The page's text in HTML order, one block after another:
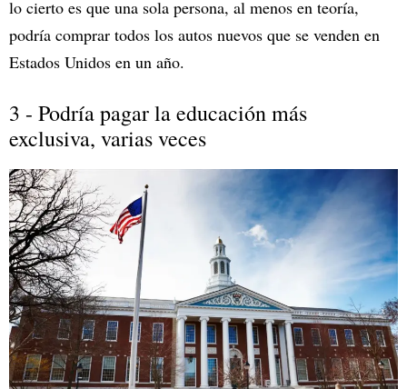
lo cierto es que una sola persona, al menos en teoría,
podría comprar todos los autos nuevos que se venden en
Estados Unidos en un año.
3 - Podría pagar la educación más
exclusiva, varias veces